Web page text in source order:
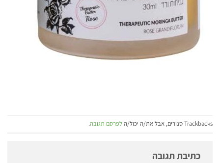
Trackbacks סגורים, אבל את/ה יכול/ה לפרסם תגובה.
כתיבת תגובה